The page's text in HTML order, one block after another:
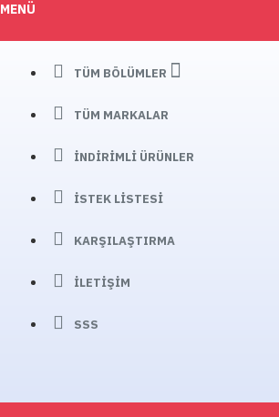
MENÜ
TÜM BÖLÜMLER
TÜM MARKALAR
İNDIRIMLI ÜRÜNLER
İSTEK LISTESI
KARŞILAŞTIRMA
İLETIŞIM
SSS